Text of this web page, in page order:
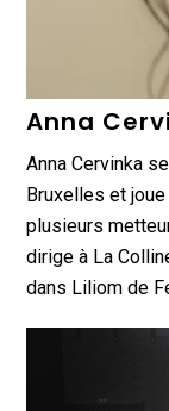
Anna
Anna Cervinka
Bruxelles et
plusieurs
dirige à La
dans Liliom de